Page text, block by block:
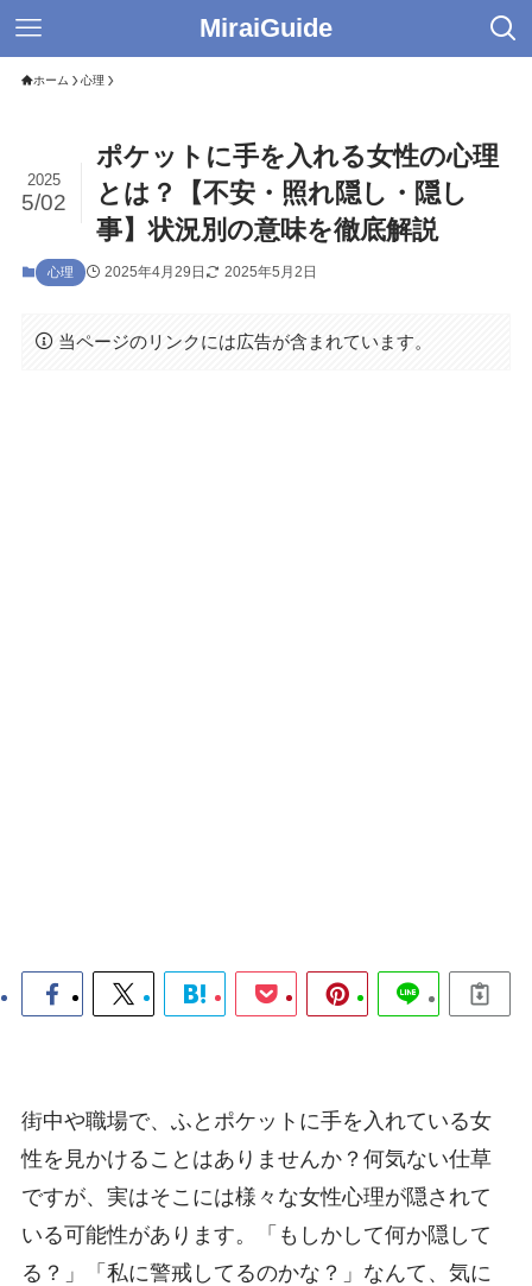
MiraiGuide
ホーム 心理
ポケットに手を入れる女性の心理
とは？【不安・照れ隠し・隠し
事】状況別の意味を徹底解説
2025
5/02
心理 2025年4月29日 2025年5月2日
当ページのリンクには広告が含まれています。
街中や職場で、ふとポケットに手を入れている女
性を見かけることはありませんか？何気ない仕草
ですが、実はそこには様々な女性心理が隠されて
いる可能性があります。「もしかして何か隠して
る？」「私に警戒してるのかな？」なんて、気に